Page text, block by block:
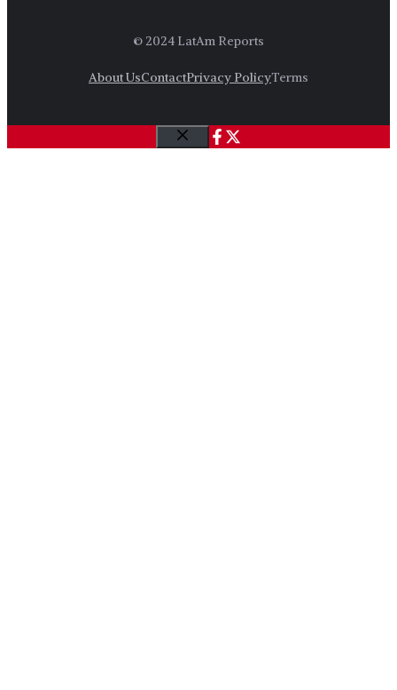
© 2024 LatAm Reports
About UsContactPrivacy PolicyTerms
Close